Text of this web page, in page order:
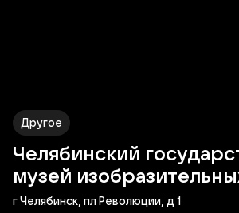
Другое
Челябинский
музей
г Челябинск, пл Революции, д 1